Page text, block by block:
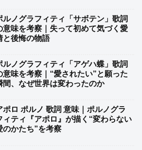
ルノグラフィティ「サボテン」歌詞
意味を考察｜失って初めて気づく愛
と後悔の物語
ルノグラフィティ「アゲハ蝶」歌詞
意味を考察｜“愛されたい”と願った
間、なぜ世界は変わったのか
ポロ ポルノ 歌詞 意味｜ポルノグラ
ィティ『アポロ』が描く“変わらない
のかたち”を考察